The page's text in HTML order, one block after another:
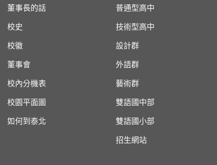
董事長的話
校史
校徽
董事會
校內分機表
校園平面圖
如何到泰北
普通型高中
技術型高中
設計群
外語群
藝術群
雙語國中部
雙語國小部
招生網站